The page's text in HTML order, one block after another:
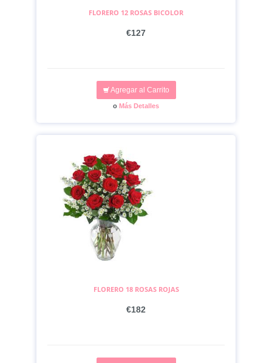
FLORERO 12 ROSAS BICOLOR
€127
Agregar al Carrito
o Más Detalles
FLORERO 18 ROSAS ROJAS
€182